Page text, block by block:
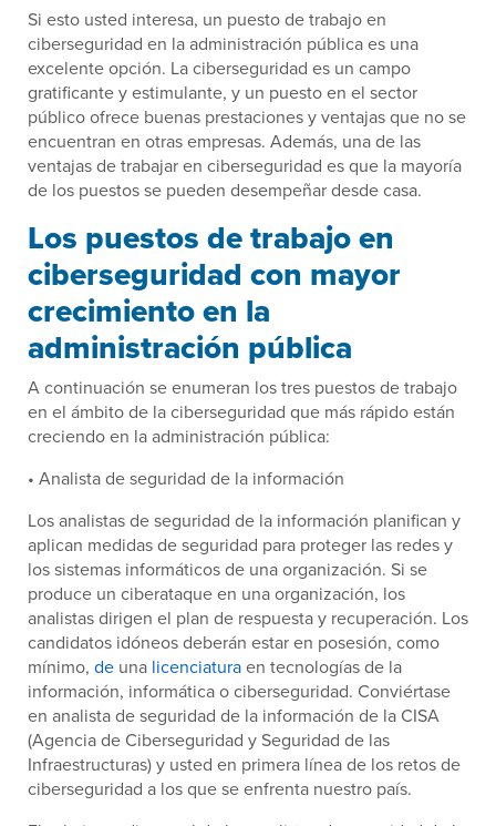
Si esto usted interesa, un puesto de trabajo en
ciberseguridad en la administración pública es una
excelente opción. La ciberseguridad es un campo
gratificante y estimulante, y un puesto en el sector
público ofrece buenas prestaciones y ventajas que no se
encuentran en otras empresas. Además, una de las
ventajas de trabajar en ciberseguridad es que la mayoría
de los puestos se pueden desempeñar desde casa.
Los puestos de trabajo en
ciberseguridad con mayor
crecimiento en la
administración pública
A continuación se enumeran los tres puestos de trabajo
en el ámbito de la ciberseguridad que más rápido están
creciendo en la administración pública:
• Analista de seguridad de la información
Los analistas de seguridad de la información planifican y
aplican medidas de seguridad para proteger las redes y
los sistemas informáticos de una organización. Si se
produce un ciberataque en una organización, los
analistas dirigen el plan de respuesta y recuperación. Los
candidatos idóneos deberán estar en posesión, como
mínimo, de una licenciaturaen tecnologías de la
información, informática o ciberseguridad. Conviértase
en analista de seguridad de la información de la CISA
(Agencia de Ciberseguridad y Seguridad de las
Infraestructuras) y usted en primera línea de los retos de
ciberseguridad a los que se enfrenta nuestro país.